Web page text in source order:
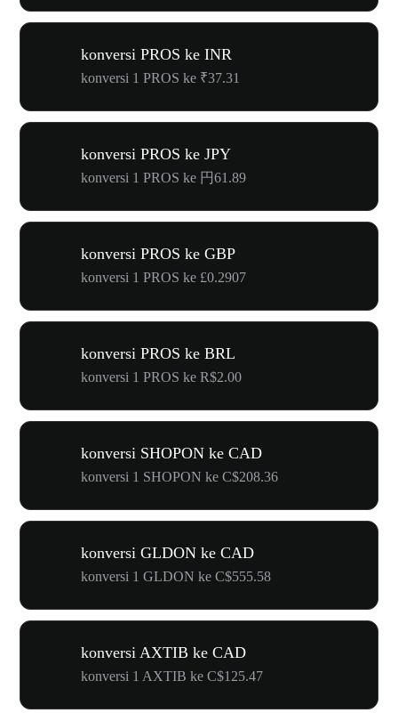
konversi PROS ke INR
konversi 1 PROS ke ₹37.31
konversi PROS ke JPY
konversi 1 PROS ke 円61.89
konversi PROS ke GBP
konversi 1 PROS ke £0.2907
konversi PROS ke BRL
konversi 1 PROS ke R$2.00
konversi SHOPON ke CAD
konversi 1 SHOPON ke C$208.36
konversi GLDON ke CAD
konversi 1 GLDON ke C$555.58
konversi AXTIB ke CAD
konversi 1 AXTIB ke C$125.47